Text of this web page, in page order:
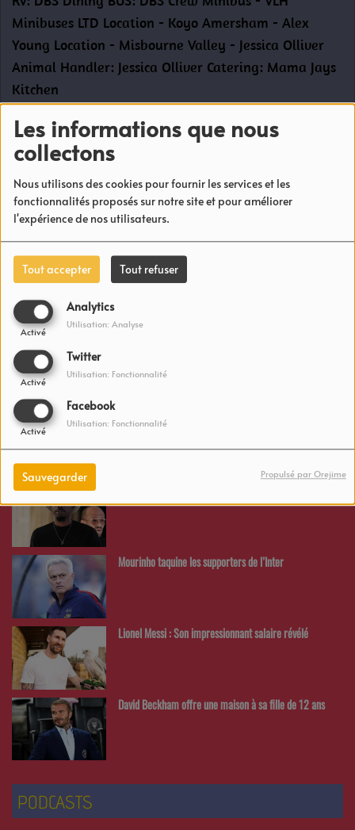
Les informations que nous
collectons
Nous utilisons des cookies pour fournir les services et les
fonctionnalités proposés sur notre site et pour améliorer
l'expérience de nos utilisateurs.
Tout accepter Tout refuser
Analytics
Activé
Utilisation: Analyse
Twitter
Activé
Utilisation: Fonctionnalité
Facebook
Activé
Utilisation: Fonctionnalité
Sauvegarder Propulsé par Orejime
Minibuses LTD Location - Koyo Amersham - Alex
Young Location - Misbourne Valley - Jessica Olliver
Animal Handler: Jessica Olliver Catering: Mama Jays
Kitchen
Commentaires(0)
Connectez-vous pour commenter cet article
SE CONNECTER
NEWS
Inoss'B étonné face à ce record
Mourinho taquine les supporters de l’Inter
Lionel Messi : Son impressionnant salaire révélé
David Beckham offre une maison à sa fille de 12 ans
PODCASTS